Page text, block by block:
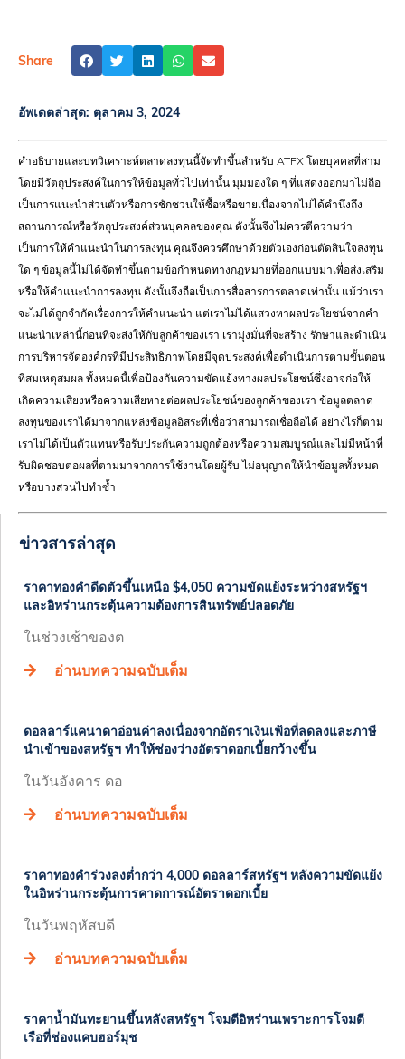
Share
อัพเดตล่าสุด: ตุลาคม 3, 2024
คำอธิบายและบทวิเคราะห์ตลาดลงทุนนี้จัดทำขึ้นสำหรับ ATFX โดยบุคคลที่สาม
โดยมีวัตถุประสงค์ในการให้ข้อมูลทั่วไปเท่านั้น มุมมองใด ๆ ที่แสดงออกมาไม่ถือ
เป็นการแนะนำส่วนตัวหรือการชักชวนให้ซื้อหรือขายเนื่องจากไม่ได้คำนึงถึง
สถานการณ์หรือวัตถุประสงค์ส่วนบุคคลของคุณ ดังนั้นจึงไม่ควรตีความว่า
เป็นการให้คำแนะนำในการลงทุน คุณจึงควรศึกษาด้วยตัวเองก่อนตัดสินใจลงทุน
ใด ๆ ข้อมูลนี้ไม่ได้จัดทำขึ้นตามข้อกำหนดทางกฎหมายที่ออกแบบมาเพื่อส่งเสริม
หรือให้คำแนะนำการลงทุน ดังนั้นจึงถือเป็นการสื่อสารการตลาดเท่านั้น แม้ว่าเรา
จะไม่ได้ถูกจำกัดเรื่องการให้คำแนะนำ แต่เราไม่ได้แสวงหาผลประโยชน์จากคำ
แนะนำเหล่านี้ก่อนที่จะส่งให้กับลูกค้าของเรา เรามุ่งมั่นที่จะสร้าง รักษาและดำเนิน
การบริหารจัดองค์กรที่มีประสิทธิภาพโดยมีจุดประสงค์เพื่อดำเนินการตามขั้นตอน
ที่สมเหตุสมผล ทั้งหมดนี้เพื่อป้องกันความขัดแย้งทางผลประโยชน์ซึ่งอาจก่อให้
เกิดความเสี่ยงหรือความเสียหายต่อผลประโยชน์ของลูกค้าของเรา ข้อมูลตลาด
ลงทุนของเราได้มาจากแหล่งข้อมูลอิสระที่เชื่อว่าสามารถเชื่อถือได้ อย่างไรก็ตาม
เราไม่ได้เป็นตัวแทนหรือรับประกันความถูกต้องหรือความสมบูรณ์และไม่มีหน้าที่
รับผิดชอบต่อผลที่ตามมาจากการใช้งานโดยผู้รับ ไม่อนุญาตให้นำข้อมูลทั้งหมด
หรือบางส่วนไปทำซ้ำ
ข่าวสารล่าสุด
ราคาทองคำดีดตัวขึ้นเหนือ $4,050 ความขัดแย้งระหว่างสหรัฐฯ
และอิหร่านกระตุ้นความต้องการสินทรัพย์ปลอดภัย
ในช่วงเช้าของต
อ่านบทความฉบับเต็ม
ดอลลาร์แคนาดาอ่อนค่าลงเนื่องจากอัตราเงินเฟ้อที่ลดลงและภาษี
นำเข้าของสหรัฐฯ ทำให้ช่องว่างอัตราดอกเบี้ยกว้างขึ้น
ในวันอังคาร ดอ
อ่านบทความฉบับเต็ม
ราคาทองคำร่วงลงต่ำกว่า 4,000 ดอลลาร์สหรัฐฯ หลังความขัดแย้ง
ในอิหร่านกระตุ้นการคาดการณ์อัตราดอกเบี้ย
ในวันพฤหัสบดี
อ่านบทความฉบับเต็ม
ราคาน้ำมันทะยานขึ้นหลังสหรัฐฯ โจมตีอิหร่านเพราะการโจมตี
เรือที่ช่องแคบฮอร์มุช